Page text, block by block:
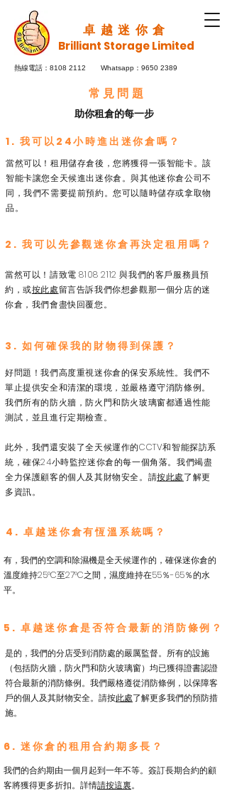
卓越迷你倉
Brilliant Storage Limited
熱線電話： 8108 2112 Whatsapp：9650 2389
常見問題
助你租倉的每一步
1. 我可以24小時進出迷你倉嗎？
當然可以！租用儲存倉後，您將獲得一張智能卡。該
智能卡讓您全天候進出迷你倉。與其他迷你倉公司不
同，我們不需要提前預約。您可以隨時儲存或拿取物
品。
2. 我可以先參觀迷你倉再決定租用嗎？
當然可以！請致電8108 2112 與我們的客戶服務員預
約，或按此處留言告訴我們你想參觀那一個分店的迷
你倉，我們會盡快回覆您。
3. 如何確保我的財物得到保護？
好問題！我們高度重視迷你倉的保安系統性。我們不
單止提供安全和清潔的環境，並嚴格遵守消防條例。
我們所有的防火牆，防火門和防火玻璃窗都通過性能
測試，並且進行定期檢查。
此外，我們還安裝了全天候運作的CCTV和智能探訪系
統，確保24小時監控迷你倉的每一個角落。我們竭盡
全力保護顧客的個人及其財物安全。請按此處了解更
多資訊。
4. 卓越迷你倉有恆溫系統嗎？
有，我們的空調和除濕機是全天候運作的，確保迷你倉的
溫度維持25°C至27°C之間，濕度維持在55％-65％的水
平。
5. 卓越迷你倉是否符合最新的消防條例？
是的，我們的分店受到消防處的嚴厲監督。所有的設施
（包括防火牆，防火門和防火玻璃窗）均已獲得證書認證
符合最新的消防條例。我們嚴格遵從消防條例，以保障客
戶的個人及其財物安全。請按此處了解更多我們的預防措
施。
6. 迷你倉的租用合約期多長？
我們的合約期由一個月起到一年不等。簽訂長期合約的顧
客將獲得更多折扣。詳情請按這裏。